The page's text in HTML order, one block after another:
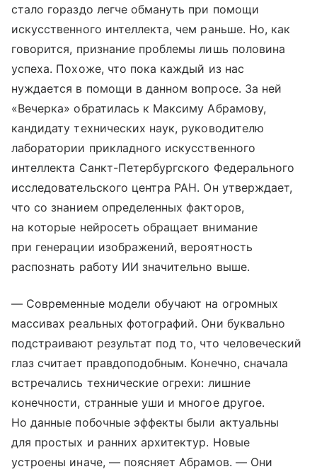
стало гораздо легче обмануть при помощи
искусственного интеллекта, чем раньше. Но, как
говорится, признание проблемы лишь половина
успеха. Похоже, что пока каждый из нас
нуждается в помощи в данном вопросе. За ней
«Вечерка» обратилась к Максиму Абрамову,
кандидату технических наук, руководителю
лаборатории прикладного искусственного
интеллекта Санкт-Петербургского Федерального
исследовательского центра РАН. Он утверждает,
что со знанием определенных факторов,
на которые нейросеть обращает внимание
при генерации изображений, вероятность
распознать работу ИИ значительно выше.
— Современные модели обучают на огромных
массивах реальных фотографий. Они буквально
подстраивают результат под то, что человеческий
глаз считает правдоподобным. Конечно, сначала
встречались технические огрехи: лишние
конечности, странные уши и многое другое.
Но данные побочные эффекты были актуальны
для простых и ранних архитектур. Новые
устроены иначе, — поясняет Абрамов. — Они